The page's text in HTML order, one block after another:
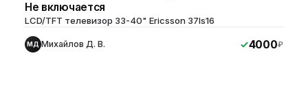
Не включается
LCD/TFT телевизор 33-40" Ericsson 37ls16
МД Михайлов Д. В. 4000₽